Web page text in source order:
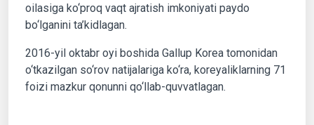
oilasiga ko‘proq vaqt ajratish imkoniyati paydo
bo‘lganini ta’kidlagan.
2016-yil oktabr oyi boshida Gallup Korea tomonidan
o‘tkazilgan so‘rov natijalariga ko‘ra, koreyaliklarning 71
foizi mazkur qonunni qo‘llab-quvvatlagan.